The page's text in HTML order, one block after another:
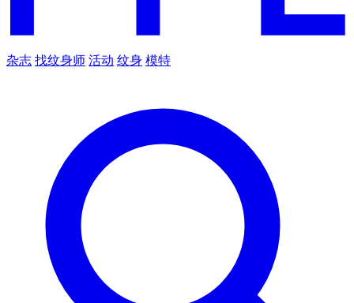
杂志 找纹身师 活动 纹身 模特